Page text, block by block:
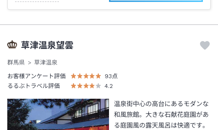
草津温泉望雲
群馬県
草津温泉
お客様アンケート評価
93点
るるぶトラベル評価
4.2
温泉街中心の高台にあるモダンな
和風旅館。大きな石献花庭園があ
る庭園風の露天風呂は快適です。